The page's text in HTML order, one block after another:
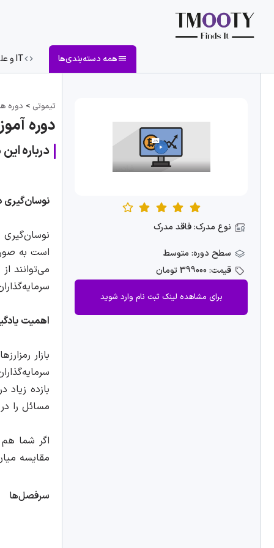
همه دسته‌بندی‌ها IT و علوم کامپیوتر
نوع مدرک: فاقد مدرک
سطح دوره: متوسط
قیمت: 399000 تومان
برای مشاهده لینک ثبت نام وارد شوید
تیموتی > دوره
دوره
درباره
نوسان‌‌گیری
نوسان‌گیری
است به
می‌توانند
اهمیت
بازار
بازده زیاد
مسائل را
اگر شما
مقایسه
سرفصل‌ها